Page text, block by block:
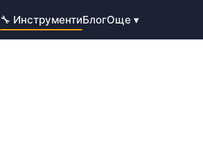
🔧 ИнструментиБлогОще ▾